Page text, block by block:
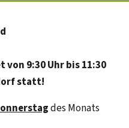
9:30 Uhr bis 11:30
statt!
des Monats